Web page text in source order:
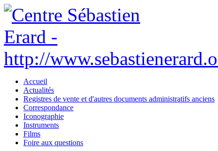
Accueil
Actualités
Registres de vente et d'autres documents administratifs anciens
Correspondance
Iconographie
Instruments
Films
Foire aux questions